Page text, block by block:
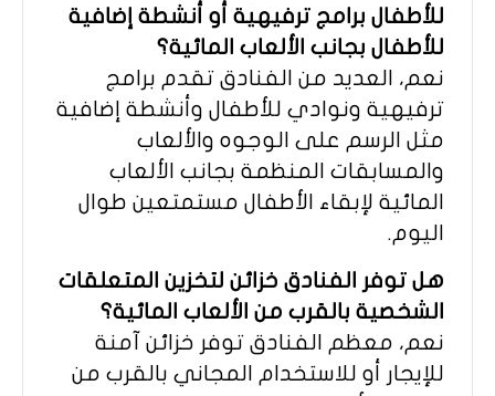
للأطفال برامج ترفيهية أو أنشطة إضافية
للأطفال بجانب الألعاب المائية؟
نعم، العديد من الفنادق تقدم برامج
ترفيهية ونوادي للأطفال وأنشطة إضافية
مثل الرسم على الوجوه والألعاب
والمسابقات المنظمة بجانب الألعاب
المائية لإبقاء الأطفال مستمتعين طوال
اليوم.
هل توفر الفنادق خزائن لتخزين المتعلقات
الشخصية بالقرب من الألعاب المائية؟
نعم، معظم الفنادق توفر خزائن آمنة
للإيجار أو للاستخدام المجاني بالقرب من